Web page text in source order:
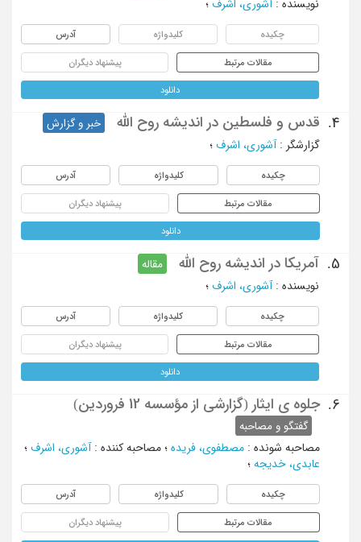
نویسنده : آشوری، اشرف ؛
چکیده کلیدواژه آدرس
مقالات مرتبط پیشنهاد دیگران
دانلود
4. قدس و فلسطین در اندیشه روح الله
خبر و گزارش
گزارشگر : آشوری، اشرف ؛
چکیده کلیدواژه آدرس
مقالات مرتبط پیشنهاد دیگران
دانلود
5. آمریکا در اندیشه روح الله
مقاله
نویسنده : آشوری، اشرف ؛
چکیده کلیدواژه آدرس
مقالات مرتبط پیشنهاد دیگران
دانلود
6. جلوه ی ایثار (گزارشی از مؤسسه 12 فروردین)
گفتگو و مصاحبه
مصاحبه شونده : مصطفوی، فریده ؛ مصاحبه کننده : آشوری، اشرف ؛
عابدی، خدیجه ؛
چکیده کلیدواژه آدرس
مقالات مرتبط پیشنهاد دیگران